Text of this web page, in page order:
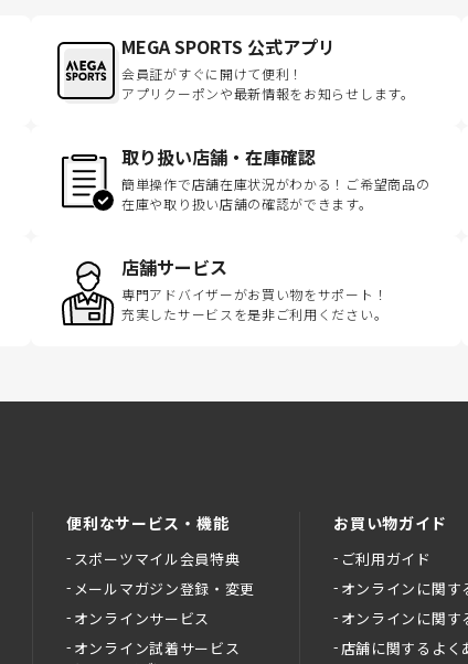
MEGA SPORTS 公式アプリ
会員証がすぐに開けて便利！
アプリクーポンや最新情報をお知らせします。
取り扱い店舗・在庫確認
簡単操作で店舗在庫状況がわかる！ご希望商品の
在庫や取り扱い店舗の確認ができます。
店舗サービス
専門アドバイザーがお買い物をサポート！
充実したサービスを是非ご利用ください。
便利なサービス・機能
スポーツマイル会員特典
メールマガジン登録・変更
オンラインサービス
オンライン試着サービス
お買い物ガイド
ご利用ガイド
オンラインに関す
オンラインに関す
店舗に関するよく